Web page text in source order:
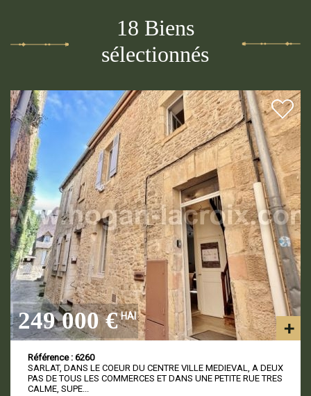
18 Biens
sélectionnés
249 000 € HAI
Référence : 6260
SARLAT, DANS LE COEUR DU CENTRE VILLE MEDIEVAL, A DEUX
PAS DE TOUS LES COMMERCES ET DANS UNE PETITE RUE TRES
CALME, SUPE...